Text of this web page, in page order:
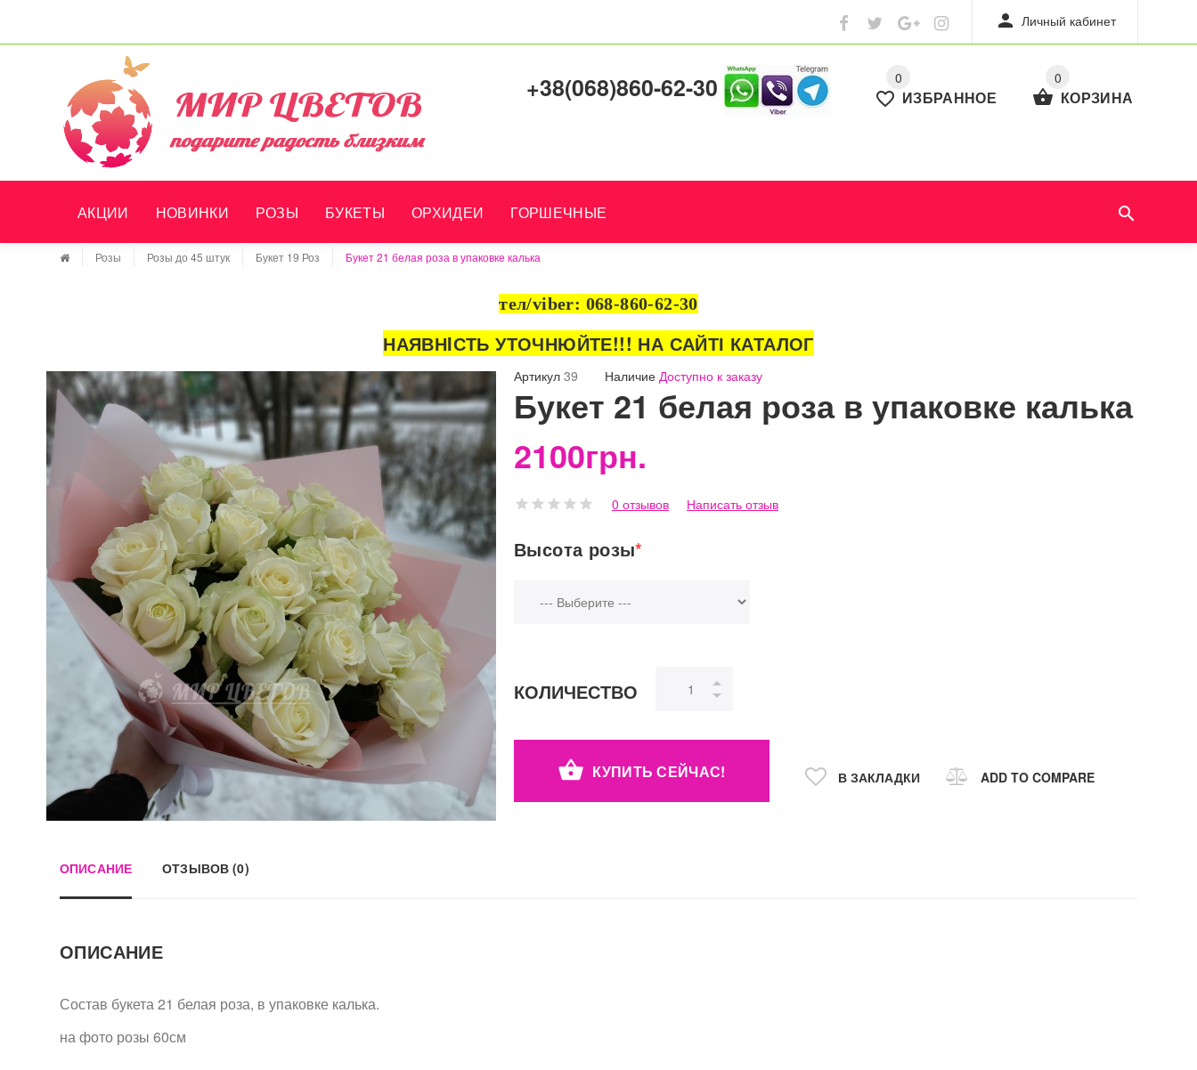
Личный кабинет
+38(068)860-62-30 0
ИЗБРАННОЕ
0
КОРЗИНА
АКЦИИ НОВИНКИ РОЗЫ БУКЕТЫ ОРХИДЕИ ГОРШЕЧНЫЕ
Розы Розы до 45 штук Букет 19 Роз Букет 21 белая роза в упаковке калька
тел/viber: 068-860-62-30
НАЯВНIСТЬ УТОЧНЮЙТЕ!!! НА САЙТІ КАТАЛОГ
Артикул 39 Наличие Доступно к заказу
Букет 21 белая роза в упаковке калька
2100грн.
0 отзывов Написать отзыв
Высота розы*
КОЛИЧЕСТВО
КУПИТЬ СЕЙЧАС! В ЗАКЛАДКИ ADD TO COMPARE
ОПИСАНИЕ ОТЗЫВОВ (0)
ОПИСАНИЕ
Состав букета 21 белая роза, в упаковке калька.
на фото розы 60см